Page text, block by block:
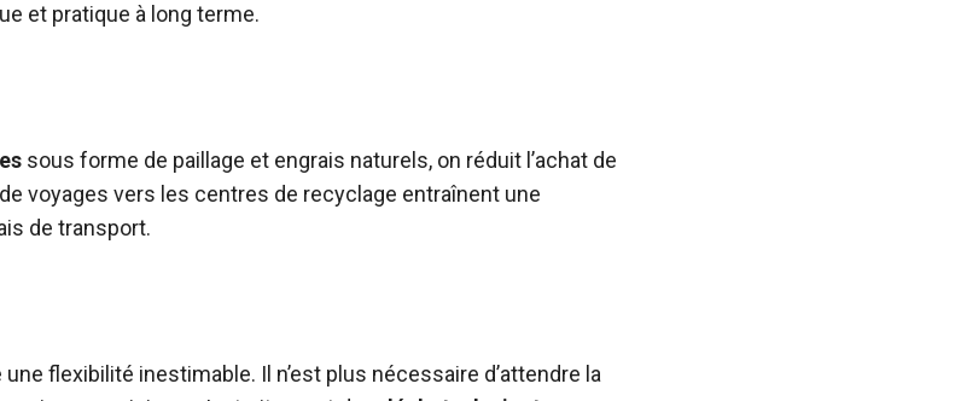
et pratique à long terme.
sous forme de paillage et engrais naturels, on réduit l’achat de
voyages vers les centres de recyclage entraînent une
de transport.
flexibilité inestimable. Il n’est plus nécessaire d’attendre la